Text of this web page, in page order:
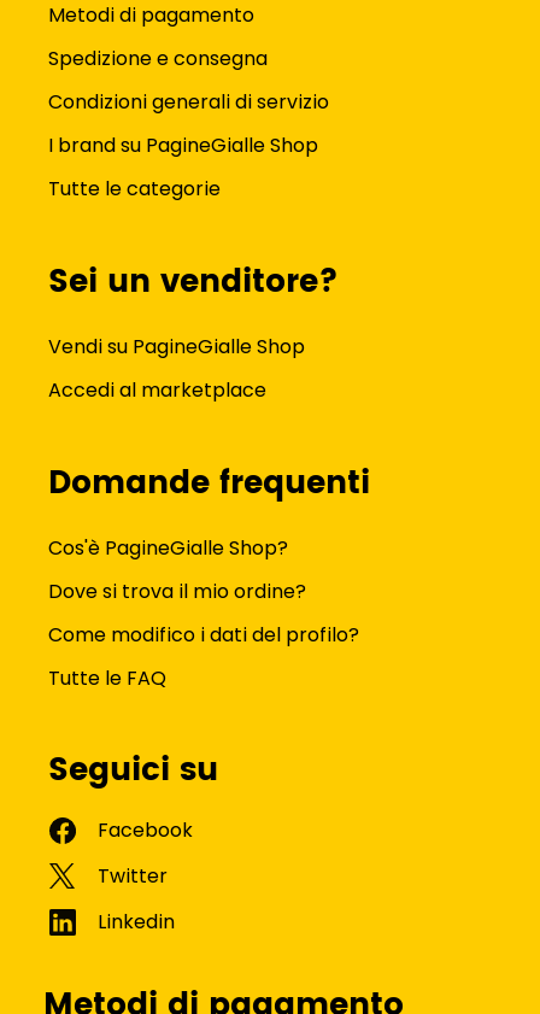
Metodi di pagamento
Spedizione e consegna
Condizioni generali di servizio
I brand su PagineGialle Shop
Tutte le categorie
Sei un venditore?
Vendi su PagineGialle Shop
Accedi al marketplace
Domande frequenti
Cos'è PagineGialle Shop?
Dove si trova il mio ordine?
Come modifico i dati del profilo?
Tutte le FAQ
Seguici su